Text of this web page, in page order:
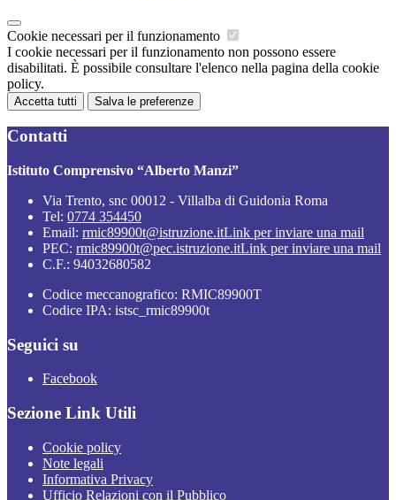
Cookie necessari per il funzionamento
I cookie necessari per il funzionamento non possono essere
disabilitati. È possibile consultare l'elenco nella pagina della cookie
policy.
Accetta tutti Salva le preferenze
Contatti
Istituto Comprensivo “Alberto Manzi”
Via Trento, snc 00012 - Villalba di Guidonia Roma
Tel: 0774 354450
Email: rmic89900t@istruzione.itLink per inviare una mail
PEC: rmic89900t@pec.istruzione.itLink per inviare una mail
C.F.: 94032680582
Codice meccanografico: RMIC89900T
Codice IPA: istsc_rmic89900t
Seguici su
Facebook
Sezione Link Utili
Cookie policy
Note legali
Informativa Privacy
Ufficio Relazioni con il Pubblico